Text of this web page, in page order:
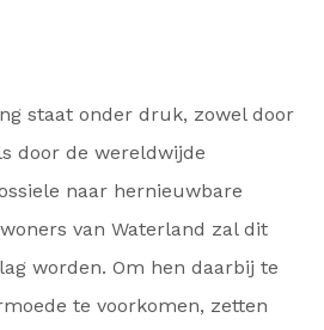
staat onder druk, zowel door
door de wereldwijde
naar hernieuwbare
van Waterland zal dit
worden. Om hen daarbij te
te voorkomen, zetten